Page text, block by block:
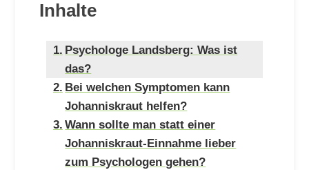
Inhalte
Psychologe Landsberg: Was ist
das?
Bei welchen Symptomen kann
Johanniskraut helfen?
Wann sollte man statt einer
Johanniskraut-Einnahme lieber
zum Psychologen gehen?